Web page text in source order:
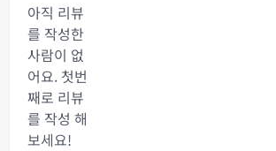
아직 리뷰
를 작성한
사람이 없
어요. 첫번
째로 리뷰
를 작성 해
보세요!